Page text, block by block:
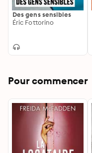
Des gens sensibles
Éric Fottorino
Pour commencer